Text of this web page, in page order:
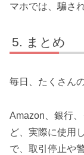
マホでは、騙さ
まとめ
毎日、たくさん
Amazon、銀行
ど、実際に使用
で、取引停止や